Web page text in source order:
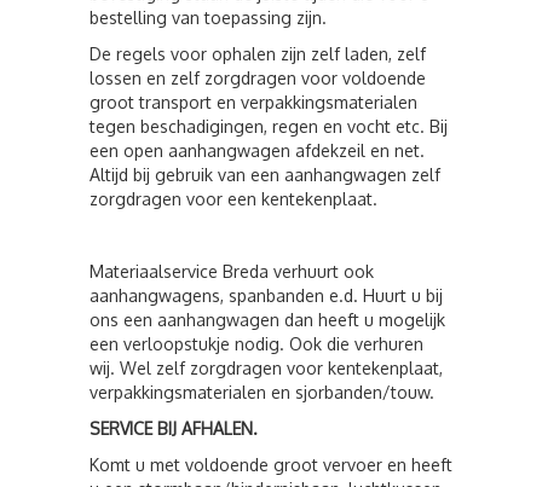
bestelling van toepassing zijn.
De regels voor ophalen zijn zelf laden, zelf
lossen en zelf zorgdragen voor voldoende
groot transport en verpakkingsmaterialen
tegen beschadigingen, regen en vocht etc. Bij
een open aanhangwagen afdekzeil en net.
Altijd bij gebruik van een aanhangwagen zelf
zorgdragen voor een kentekenplaat.
Materiaalservice Breda verhuurt ook
aanhangwagens, spanbanden e.d. Huurt u bij
ons een aanhangwagen dan heeft u mogelijk
een verloopstukje nodig. Ook die verhuren
wij. Wel zelf zorgdragen voor kentekenplaat,
verpakkingsmaterialen en sjorbanden/touw.
SERVICE BIJ AFHALEN.
Komt u met voldoende groot vervoer en heeft